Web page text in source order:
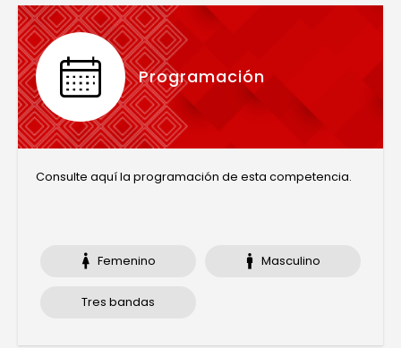
Programación
Consulte aquí la programación de esta competencia.
Femenino Masculino
Tres bandas